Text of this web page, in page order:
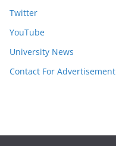
Twitter
YouTube
University News
Contact For Advertisement